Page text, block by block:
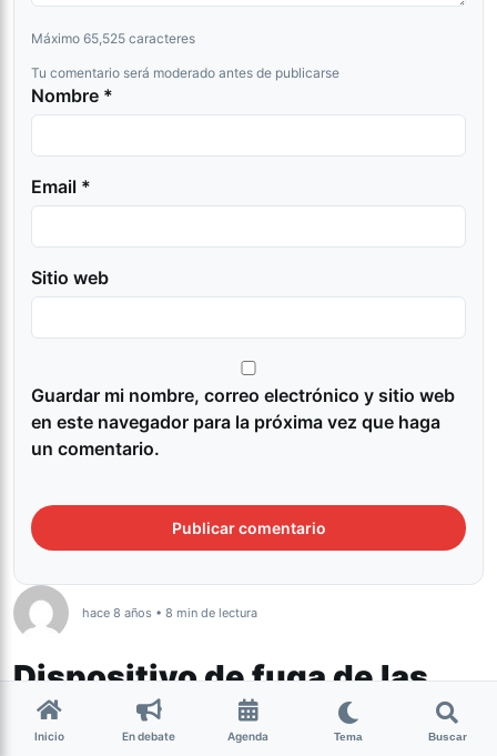
Máximo 65,525 caracteres
Tu comentario será moderado antes de publicarse
Nombre *
Email *
Sitio web
Guardar mi nombre, correo electrónico y sitio web
en este navegador para la próxima vez que haga
un comentario.
hace 8 años • 8 min de lectura
Dispositivo de fuga de las
esferas dominantes
Inicio En debate Agenda Tema Buscar